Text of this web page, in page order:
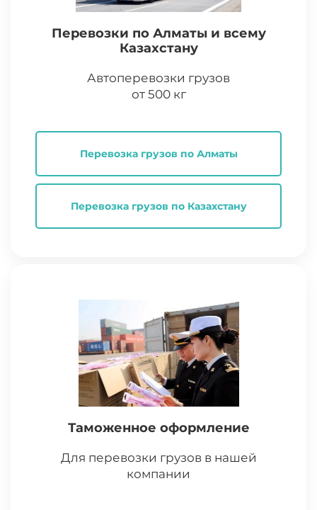
Перевозки по Алматы и всему
Казахстану
Автоперевозки грузов
от 500 кг
Перевозка грузов по Алматы
Перевозка грузов по Казахстану
Таможенное оформление
Для перевозки грузов в нашей
компании